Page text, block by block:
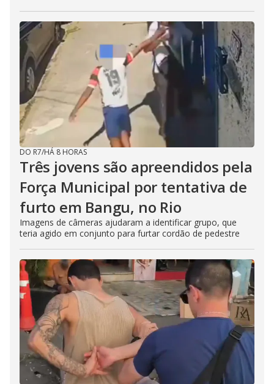
DO R7/HÁ 8 HORAS
Três jovens são apreendidos pela
Força Municipal por tentativa de
furto em Bangu, no Rio
Imagens de câmeras ajudaram a identificar grupo, que
teria agido em conjunto para furtar cordão de pedestre